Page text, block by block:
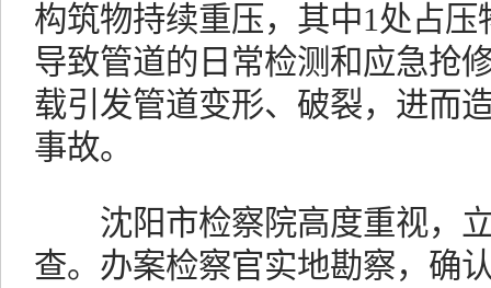
构筑物持续重压，其中1处占
导致管道的日常检测和应急抢
载引发管道变形、破裂，进而
事故。
沈阳市检察院高度重视，立
查。办案检察官实地勘察，确